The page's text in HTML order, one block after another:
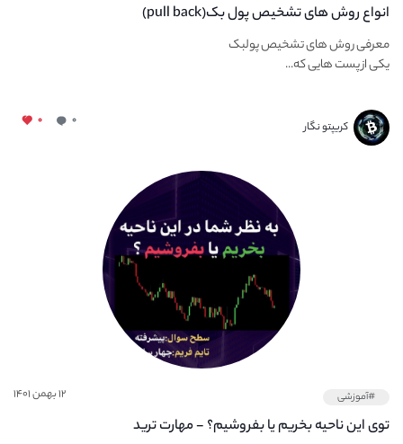
انواع روش های تشخیص پول بک(pull back)
معرفی روش های تشخیص پولبک
یکی از پست هایی که...
کریپتو نگار ۰ ۰
#آموزشی ۱۲ بهمن ۱۴۰۱
توی این ناحیه بخریم یا بفروشیم؟ - مهارت ترید